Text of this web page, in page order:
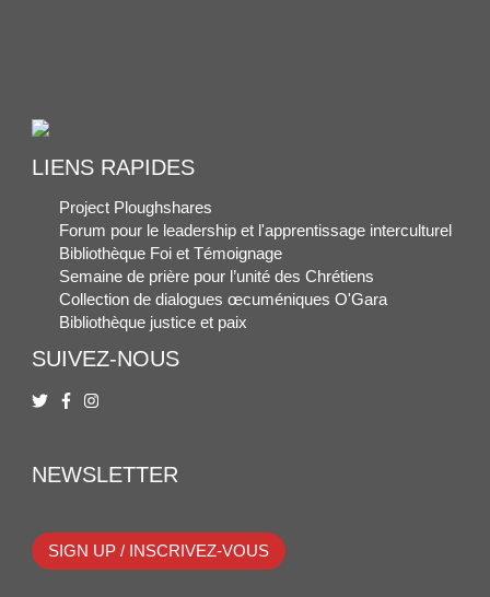
LIENS RAPIDES
Project Ploughshares
Forum pour le leadership et l'apprentissage interculturel
Bibliothèque Foi et Témoignage
Semaine de prière pour l’unité des Chrétiens
Collection de dialogues œcuméniques O'Gara
Bibliothèque justice et paix
SUIVEZ-NOUS
NEWSLETTER
SIGN UP / INSCRIVEZ-VOUS